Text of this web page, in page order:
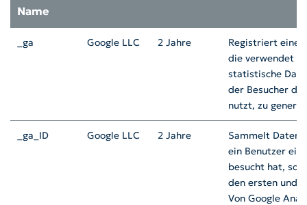
Name
_ga Google LLC 2 Jahre
Registriert eine
die verwendet
statistische
der Besucher
nutzt, zu
_ga_ID Google LLC 2 Jahre
Sammelt Daten
ein Benutzer
besucht hat,
den ersten und
Von Google